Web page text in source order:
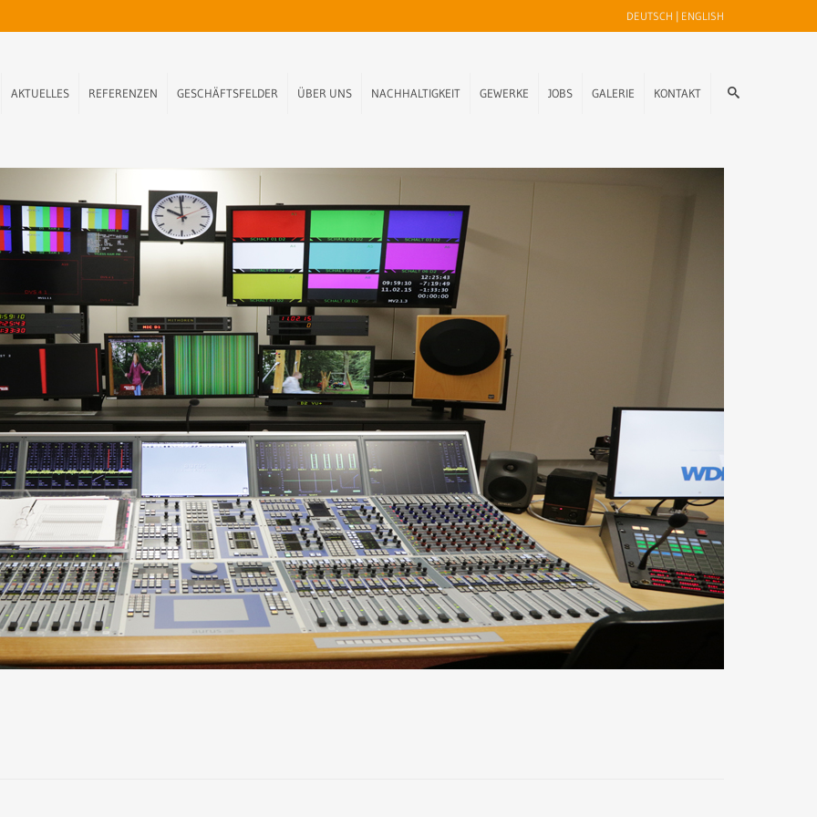
DEUTSCH | ENGLISH
AKTUELLES REFERENZEN GESCHÄFTSFELDER ÜBER UNS NACHHALTIGKEIT GEWERKE JOBS GALERIE KONTAKT